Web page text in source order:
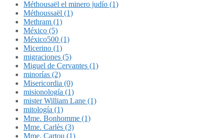
Méthousaël el minero judío (1)
Méthoussaël (1)
Methram (1)
México (5)
México500 (1)
Micerino (1)
migraciones (5)
Miguel de Cervantes (1)
minorías (2)
Misericordia (0)
misionología (1)
mister William Lane (1)
mitología (1)
Mme. Bonhomme (1)
Mme. Carlès (3)
Mme. Cartou (1)